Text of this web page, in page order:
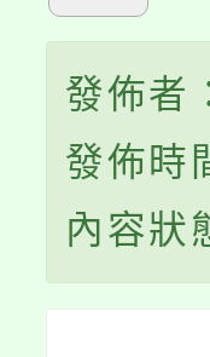
發佈者
發佈時
內容狀